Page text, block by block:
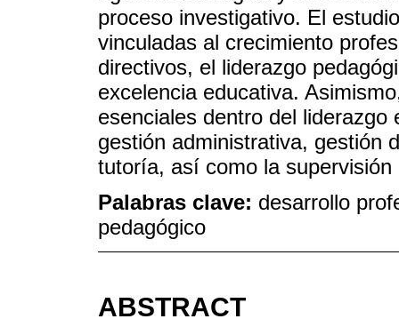
proceso investigativo. El
vinculadas al crecimiento
directivos, el liderazgo
excelencia educativa.
esenciales dentro del
gestión administrativa, gestión
tutoría, así como la
Palabras clave: desarrollo
pedagógico
ABSTRACT